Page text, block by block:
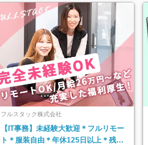
フルスタック株式会社
【IT事務】未経験大歓迎＊フルリモー
ト＊服装自由＊年休125日以上＊残業